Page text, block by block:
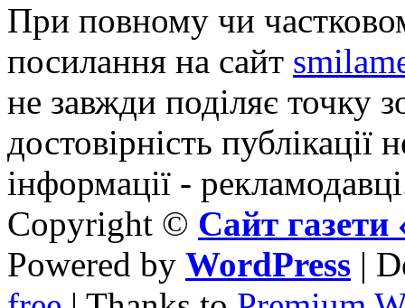
При повному чи
посилання на сайт
не завжди поділяє точку
достовірність публікації
інформації -
Copyright © Сайт
Powered by WordPress |